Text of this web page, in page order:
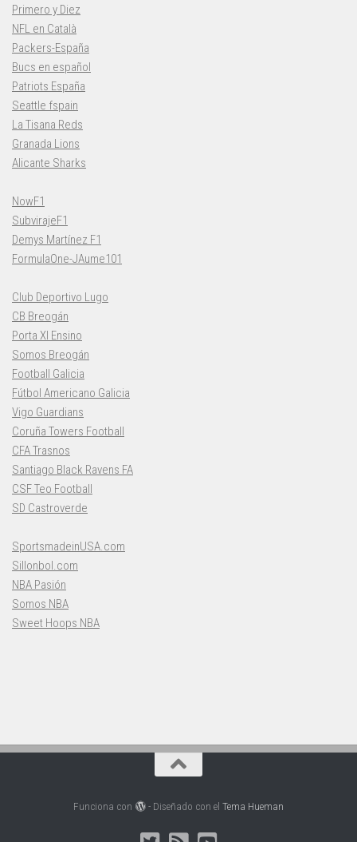
Primero y Diez
NFL en Català
Packers-España
Bucs en español
Patriots España
Seattle fspain
La Tisana Reds
Granada Lions
Alicante Sharks
NowF1
SubvirajeF1
Demys Martínez F1
FormulaOne-JAume101
Club Deportivo Lugo
CB Breogán
Porta XI Ensino
Somos Breogán
Football Galicia
Fútbol Americano Galicia
Vigo Guardians
Coruña Towers Football
CFA Trasnos
Santiago Black Ravens FA
CSF Teo Football
SD Castroverde
SportsmadeinUSA.com
Sillonbol.com
NBA Pasión
Somos NBA
Sweet Hoops NBA
Funciona con - Diseñado con el Tema Hueman